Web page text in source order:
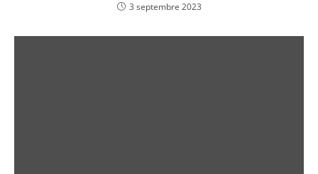
3 septembre 2023